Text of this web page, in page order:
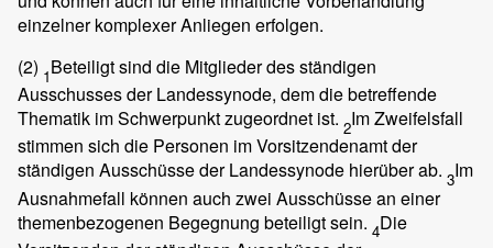
einzelner komplexer Anliegen erfolgen.
(2) 1Beteiligt sind die Mitglieder des ständigen
Ausschusses der Landessynode, dem die betreffende
Thematik im Schwerpunkt zugeordnet ist. 2Im Zweifelsfall
stimmen sich die Personen im Vorsitzendenamt der
ständigen Ausschüsse der Landessynode hierüber ab. 3Im
Ausnahmefall können auch zwei Ausschüsse an einer
themenbezogenen Begegnung beteiligt sein. 4Die